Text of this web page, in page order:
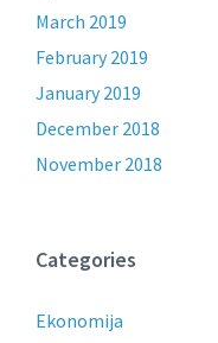
March 2019
February 2019
January 2019
December 2018
November 2018
Categories
Ekonomija